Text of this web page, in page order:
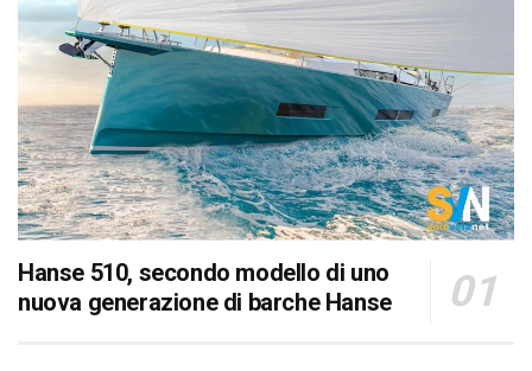
Hanse 510, secondo modello di uno
nuova generazione di barche Hanse